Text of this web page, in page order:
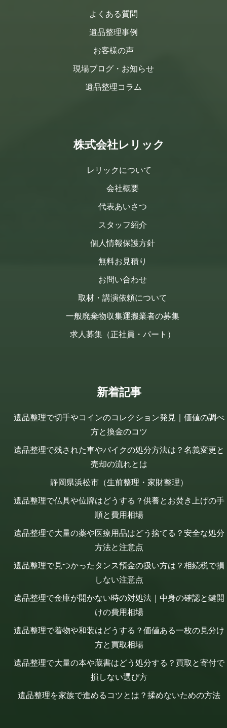
よくある質問
遺品整理事例
お客様の声
現場ブログ・お知らせ
遺品整理コラム
株式会社レリック
レリックについて
会社概要
代表あいさつ
スタッフ紹介
個人情報保護方針
無料お見積り
お問い合わせ
取材・講演依頼について
一般廃棄物収集運搬業者の募集
求人募集（正社員・パート）
新着記事
遺品整理で切手やコインのコレクション発見｜価値の調べ
方と換金のコツ
遺品整理で残された車やバイクの処分方法は？名義変更と
売却の流れとは
静岡県浜松市（生前整理・家財整理）
遺品整理で仏具や位牌はどうする？供養とお焚き上げの手
順と費用相場
遺品整理で大量の薬や医療用品はどう捨てる？安全な処分
方法と注意点
遺品整理で見つかったタンス預金の扱い方は？相続税で損
しない注意点
遺品整理で金庫が開かない時の対処法｜中身の確認と鍵開
けの費用相場
遺品整理で着物や和装はどうする？価値ある一枚の見分け
方と買取相場
遺品整理で大量の本や蔵書はどう処分する？買取と寄付で
損しない選び方
遺品整理を家族で進めるコツとは？揉めないための方法